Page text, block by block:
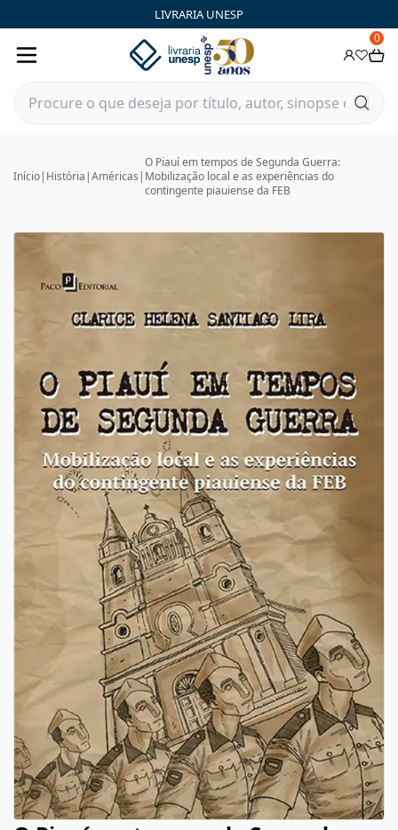
LIVRARIA UNESP
0
Início| História |Américas |
O Piauí em tempos de Segunda Guerra:
Mobilização local e as experiências do
contingente piauiense da FEB